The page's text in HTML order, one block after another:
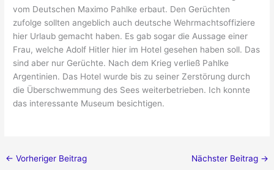
vom Deutschen Maximo Pahlke erbaut. Den Gerüchten
zufolge sollten angeblich auch deutsche Wehrmachtsoffiziere
hier Urlaub gemacht haben. Es gab sogar die Aussage einer
Frau, welche Adolf Hitler hier im Hotel gesehen haben soll. Das
sind aber nur Gerüchte. Nach dem Krieg verließ Pahlke
Argentinien. Das Hotel wurde bis zu seiner Zerstörung durch
die Überschwemmung des Sees weiterbetrieben. Ich konnte
das interessante Museum besichtigen.
← Vorheriger Beitrag Nächster Beitrag →